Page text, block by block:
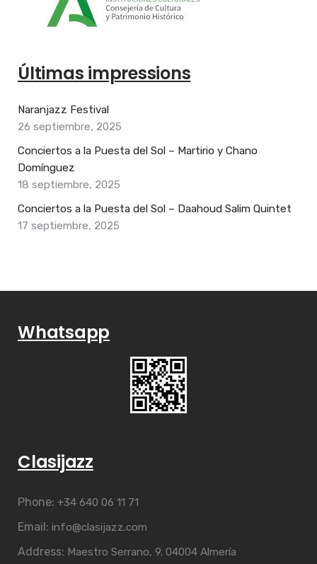
Últimas impressions
Naranjazz Festival
26 septiembre, 2025
Conciertos a la Puesta del Sol – Martirio y Chano
Domínguez
18 septiembre, 2025
Conciertos a la Puesta del Sol – Daahoud Salim Quintet
17 septiembre, 2025
Whatsapp
Clasijazz
Phone: +34 640 06 11 71
Email: info@clasijazz.com
Address: Maestro Serrano, 9. 04004 Almería